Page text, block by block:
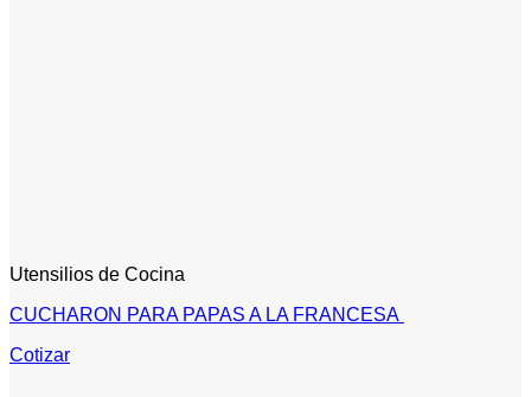
Utensilios de Cocina
CUCHARON PARA PAPAS A LA FRANCESA
Cotizar